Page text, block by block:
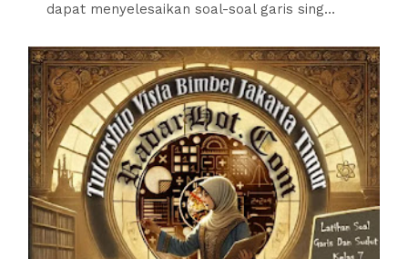
dapat menyelesaikan soal-soal garis sing…